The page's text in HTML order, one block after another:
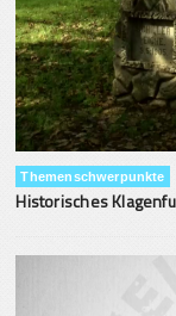
Themenschwerpunkte
Historisches